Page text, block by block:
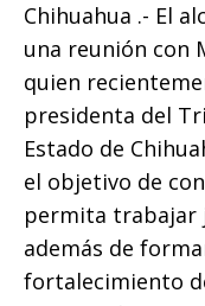
o
k
Chihuahua .- El
una reunión con
quien
presidenta del
Estado de
el objetivo de
permita trabajar
además de
fortalecimiento